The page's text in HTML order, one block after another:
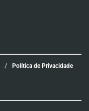
Política de Privacidade